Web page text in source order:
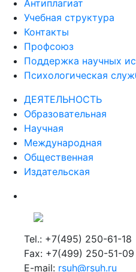
Антиплагиат
Учебная структура
Контакты
Профсоюз
Поддержка научных
Психологическая
ДЕЯТЕЛЬНОСТЬ
Образовательная
Научная
Международная
Общественная
Издательская
Tel.: +7(495) 250-61-18
Fax: +7(499) 250-51-09
E-mail: rsuh@rsuh.ru